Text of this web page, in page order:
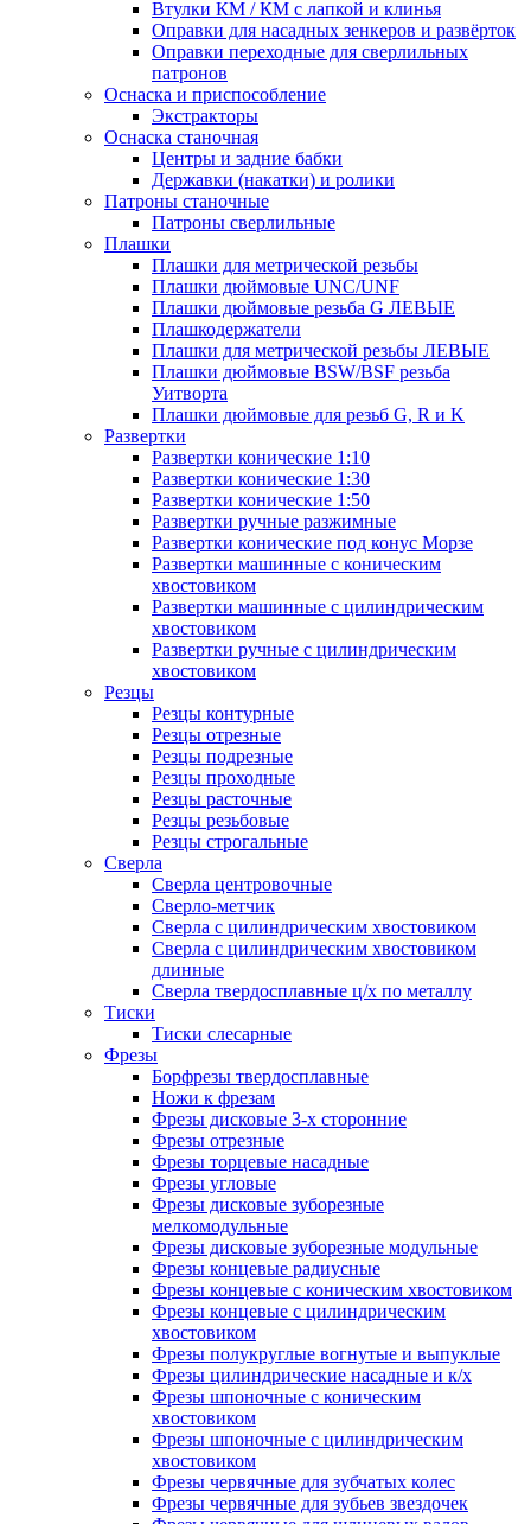
Втулки КМ / КМ с лапкой и клинья
Оправки для насадных зенкеров и развёрток
Оправки переходные для сверлильных
патронов
Оснаска и приспособление
Экстракторы
Оснаска станочная
Центры и задние бабки
Державки (накатки) и ролики
Патроны станочные
Патроны сверлильные
Плашки
Плашки для метрической резьбы
Плашки дюймовые UNC/UNF
Плашки дюймовые резьба G ЛЕВЫЕ
Плашкодержатели
Плашки для метрической резьбы ЛЕВЫЕ
Плашки дюймовые BSW/BSF резьба
Уитворта
Плашки дюймовые для резьб G, R и K
Развертки
Развертки конические 1:10
Развертки конические 1:30
Развертки конические 1:50
Развертки ручные разжимные
Развертки конические под конус Морзе
Развертки машинные с коническим
хвостовиком
Развертки машинные с цилиндрическим
хвостовиком
Развертки ручные с цилиндрическим
хвостовиком
Резцы
Резцы контурные
Резцы отрезные
Резцы подрезные
Резцы проходные
Резцы расточные
Резцы резьбовые
Резцы строгальные
Сверла
Сверла центровочные
Сверло-метчик
Сверла с цилиндрическим хвостовиком
Сверла с цилиндрическим хвостовиком
длинные
Сверла твердосплавные ц/х по металлу
Тиски
Тиски слесарные
Фрезы
Борфрезы твердосплавные
Ножи к фрезам
Фрезы дисковые 3-х сторонние
Фрезы отрезные
Фрезы торцевые насадные
Фрезы угловые
Фрезы дисковые зуборезные
мелкомодульные
Фрезы дисковые зуборезные модульные
Фрезы концевые радиусные
Фрезы концевые с коническим хвостовиком
Фрезы концевые с цилиндрическим
хвостовиком
Фрезы полукруглые вогнутые и выпуклые
Фрезы цилиндрические насадные и к/х
Фрезы шпоночные с коническим
хвостовиком
Фрезы шпоночные с цилиндрическим
хвостовиком
Фрезы червячные для зубчатых колес
Фрезы червячные для зубьев звездочек